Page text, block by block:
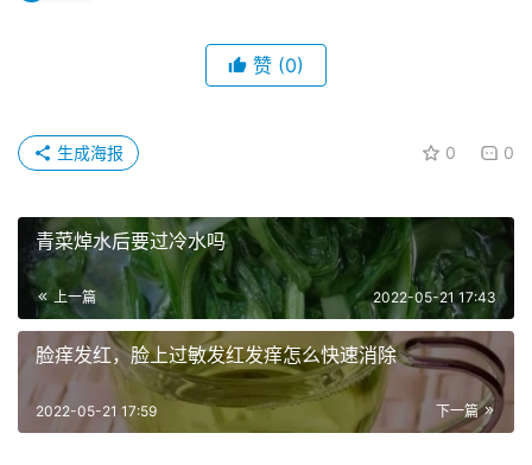
赞 (0)
0 0
生成海报
青菜焯水后要过冷水吗
上一篇 2022-05-21 17:43
脸痒发红，脸上过敏发红发痒怎么快速消除
下一篇
2022-05-21 17:59